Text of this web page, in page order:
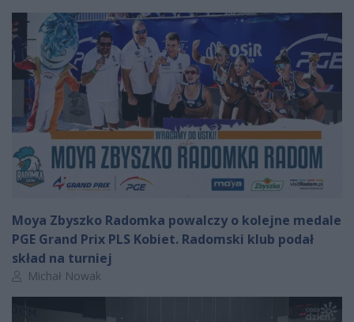
Moya Zbyszko Radomka powalczy o kolejne medale
PGE Grand Prix PLS Kobiet. Radomski klub podał
skład na turniej
Autor artykułu:
Michał Nowak